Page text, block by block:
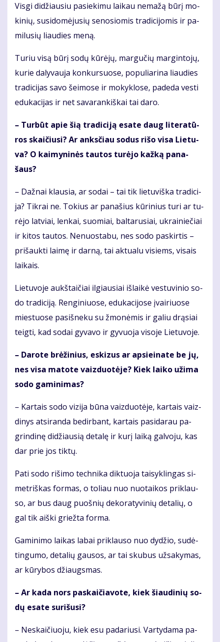
Vis­gi di­džiau­siu pa­sie­ki­mu lai­kau ne­ma­žą bū­rį mo­
ki­nių, su­si­do­mė­ju­sių se­no­sio­mis tra­di­ci­jo­mis ir pa­
mi­lu­sių liau­dies me­ną.
Tu­riu vi­są bū­rį so­dų kū­rė­jų, mar­gu­čių mar­gin­to­jų,
ku­rie da­ly­vau­ja kon­kur­suo­se, po­pu­lia­ri­na liau­dies
tra­di­ci­jas sa­vo šei­mo­se ir mo­kyk­lo­se, pa­de­da ves­ti
edu­ka­ci­jas ir net sa­va­ran­kiš­kai tai da­ro.
– Tur­būt apie šią tra­di­ci­ją esa­te daug li­te­ra­tū­
ros skai­čiu­si? Ar anks­čiau so­dus ri­šo vi­sa Lie­tu­
va? O kai­my­ni­nės tau­tos tu­rė­jo kaž­ką pa­na­
šaus?
– Daž­nai klau­sia, ar so­dai – tai tik lie­tu­viš­ka tra­di­ci­
ja? Tik­rai ne. To­kius ar pa­na­šius kū­ri­nius tu­ri ar tu­
rė­jo lat­viai, len­kai, suo­miai, bal­ta­ru­siai, uk­rai­nie­čiai
ir ki­tos tau­tos. Ne­nuos­ta­bu, nes so­do pa­skir­tis –
pri­šauk­ti lai­mę ir dar­ną, tai ak­tu­a­lu vi­siems, vi­sais
lai­kais.
Lie­tu­vo­je aukš­tai­čiai il­giau­siai iš­lai­kė ves­tu­vi­nio so­
do tra­di­ci­ją. Ren­gi­niuo­se, edu­ka­ci­jo­se įvai­riuo­se
mies­tuo­se pa­si­šne­ku su žmo­nė­mis ir ga­liu drą­siai
teig­ti, kad so­dai gy­va­vo ir gy­vuo­ja vi­so­je Lie­tu­vo­je.
– Da­ro­te brė­ži­nius, es­ki­zus ar ap­si­ei­na­te be jų,
nes vi­sa ma­to­te vaiz­duo­tė­je? Kiek lai­ko už­ima
so­do ga­mi­ni­mas?
– Kar­tais so­do vi­zi­ja bū­na vaiz­duo­tė­je, kar­tais vaiz­
di­nys at­si­ran­da be­dir­bant, kar­tais pa­si­da­rau pa­
grin­di­nę di­džiau­sią de­ta­lę ir ku­rį lai­ką gal­vo­ju, kas
dar prie jos tik­tų.
Pa­ti so­do ri­ši­mo tech­ni­ka dik­tuo­ja tai­syk­lin­gas si­
met­riš­kas for­mas, o to­liau nuo nuo­tai­kos pri­klau­
so, ar bus daug puoš­nių de­ko­ra­ty­vi­nių de­ta­lių, o
gal tik aiš­ki griež­ta for­ma.
Ga­mi­ni­mo lai­kas la­bai pri­klau­so nuo dy­džio, su­dė­
tin­gu­mo, de­ta­lių gau­sos, ar tai sku­bus už­sa­ky­mas,
ar kū­ry­bos džiaugs­mas.
– Ar ka­da nors pa­skai­čia­vo­te, kiek šiau­di­nių so­
dų esa­te su­ri­šu­si?
– Ne­skai­čiuo­ju, kiek esu pa­da­riu­si. Var­ty­da­ma pa­